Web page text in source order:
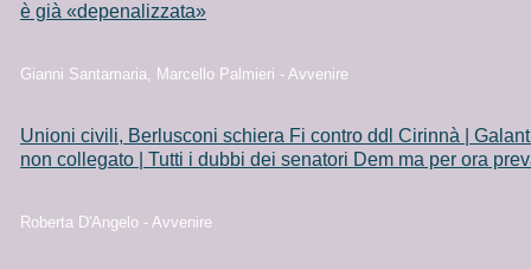
è già «depenalizzata»
Gianni Santamaria, Marcello Palmieri - Avvenire
Unioni civili, Berlusconi schiera Fi contro ddl Cirinnà |
non collegato | Tutti i dubbi dei senatori Dem ma per ora
Roberta D'Angelo - Avvenire